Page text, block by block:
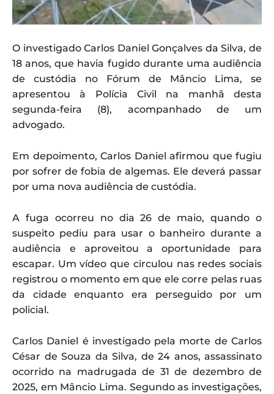
O investigado Carlos Daniel Gonçalves da Silva, de
18 anos, que havia fugido durante uma audiência
de custódia no Fórum de Mâncio Lima, se
apresentou à Polícia Civil na manhã desta
segunda-feira (8), acompanhado de um
advogado.
Em depoimento, Carlos Daniel afirmou que fugiu
por sofrer de fobia de algemas. Ele deverá passar
por uma nova audiência de custódia.
A fuga ocorreu no dia 26 de maio, quando o
suspeito pediu para usar o banheiro durante a
audiência e aproveitou a oportunidade para
escapar. Um vídeo que circulou nas redes sociais
registrou o momento em que ele corre pelas ruas
da cidade enquanto era perseguido por um
policial.
Carlos Daniel é investigado pela morte de Carlos
César de Souza da Silva, de 24 anos, assassinato
ocorrido na madrugada de 31 de dezembro de
2025, em Mâncio Lima. Segundo as investigações,